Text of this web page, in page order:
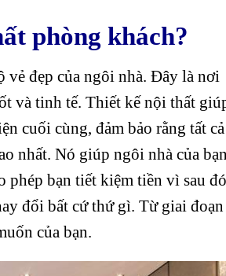
phòng khách?
vẻ đẹp của ngôi nhà. Đây là nơi
và tinh tế. Thiết kế nội thất
cuối cùng, đảm bảo rằng tất cả
nhất. Nó giúp ngôi nhà của
phép bạn tiết kiệm tiền vì sau đó
đổi bất cứ thứ gì. Từ giai đoạn
của bạn.